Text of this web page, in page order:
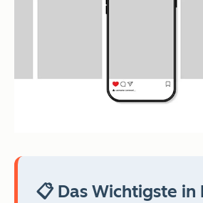
📋 Das Wichtigste in